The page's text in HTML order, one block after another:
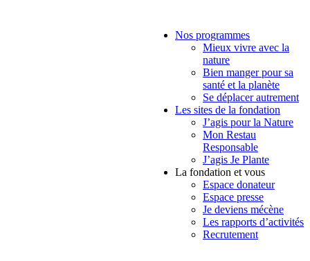
Nos programmes
Mieux vivre avec la
nature
Bien manger pour sa
santé et la planète
Se déplacer autrement
Les sites de la fondation
J’agis pour la Nature
Mon Restau
Responsable
J’agis Je Plante
La fondation et vous
Espace donateur
Espace presse
Je deviens mécène
Les rapports d’activités
Recrutement